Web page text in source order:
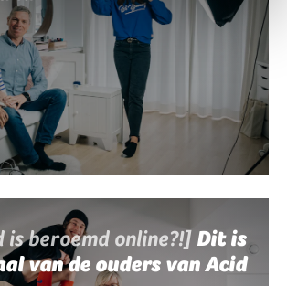
is beroemd online?!] Dit is
van de ouders van Acid